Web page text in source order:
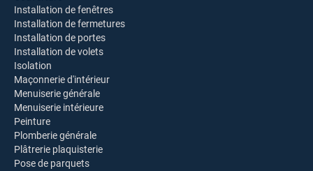
Installation de fenêtres
Installation de fermetures
Installation de portes
Installation de volets
Isolation
Maçonnerie d'intérieur
Menuiserie générale
Menuiserie intérieure
Peinture
Plomberie générale
Plâtrerie plaquisterie
Pose de parquets